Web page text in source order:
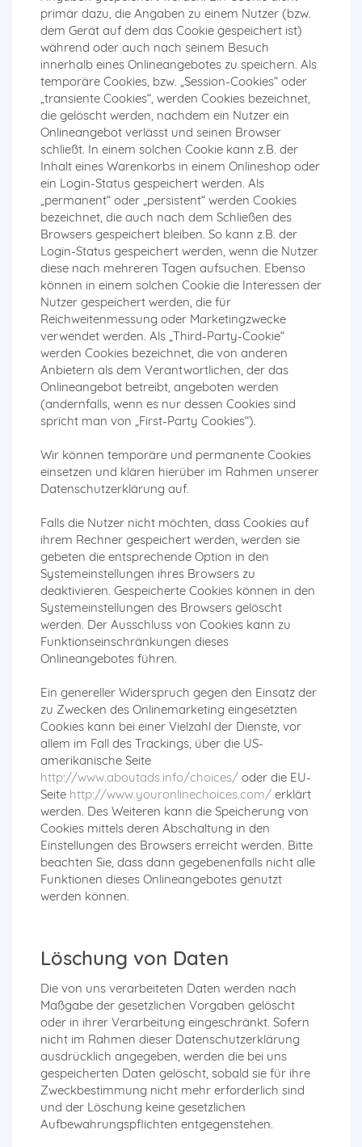
primär dazu, die Angaben zu einem Nutzer (bzw.
dem Gerät auf dem das Cookie gespeichert ist)
während oder auch nach seinem Besuch
innerhalb eines Onlineangebotes zu speichern. Als
temporäre Cookies, bzw. „Session-Cookies“ oder
„transiente Cookies“, werden Cookies bezeichnet,
die gelöscht werden, nachdem ein Nutzer ein
Onlineangebot verlässt und seinen Browser
schließt. In einem solchen Cookie kann z.B. der
Inhalt eines Warenkorbs in einem Onlineshop oder
ein Login-Status gespeichert werden. Als
„permanent“ oder „persistent“ werden Cookies
bezeichnet, die auch nach dem Schließen des
Browsers gespeichert bleiben. So kann z.B. der
Login-Status gespeichert werden, wenn die Nutzer
diese nach mehreren Tagen aufsuchen. Ebenso
können in einem solchen Cookie die Interessen der
Nutzer gespeichert werden, die für
Reichweitenmessung oder Marketingzwecke
verwendet werden. Als „Third-Party-Cookie“
werden Cookies bezeichnet, die von anderen
Anbietern als dem Verantwortlichen, der das
Onlineangebot betreibt, angeboten werden
(andernfalls, wenn es nur dessen Cookies sind
spricht man von „First-Party Cookies“).
Wir können temporäre und permanente Cookies
einsetzen und klären hierüber im Rahmen unserer
Datenschutzerklärung auf.
Falls die Nutzer nicht möchten, dass Cookies auf
ihrem Rechner gespeichert werden, werden sie
gebeten die entsprechende Option in den
Systemeinstellungen ihres Browsers zu
deaktivieren. Gespeicherte Cookies können in den
Systemeinstellungen des Browsers gelöscht
werden. Der Ausschluss von Cookies kann zu
Funktionseinschränkungen dieses
Onlineangebotes führen.
Ein genereller Widerspruch gegen den Einsatz der
zu Zwecken des Onlinemarketing eingesetzten
Cookies kann bei einer Vielzahl der Dienste, vor
allem im Fall des Trackings, über die US-
amerikanische Seite
http://www.aboutads.info/choices/ oder die EU-
Seite http://www.youronlinechoices.com/ erklärt
werden. Des Weiteren kann die Speicherung von
Cookies mittels deren Abschaltung in den
Einstellungen des Browsers erreicht werden. Bitte
beachten Sie, dass dann gegebenenfalls nicht alle
Funktionen dieses Onlineangebotes genutzt
werden können.
Löschung von Daten
Die von uns verarbeiteten Daten werden nach
Maßgabe der gesetzlichen Vorgaben gelöscht
oder in ihrer Verarbeitung eingeschränkt. Sofern
nicht im Rahmen dieser Datenschutzerklärung
ausdrücklich angegeben, werden die bei uns
gespeicherten Daten gelöscht, sobald sie für ihre
Zweckbestimmung nicht mehr erforderlich sind
und der Löschung keine gesetzlichen
Aufbewahrungspflichten entgegenstehen.